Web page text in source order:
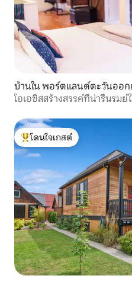
บ้านใน พอร์ตแลนด์ตะวันออก
โอเอซิสสร้างสรรค์ที่น่ารื่นรม
โดนใจเกสต์ที่สุด
โดนใจเกสต์